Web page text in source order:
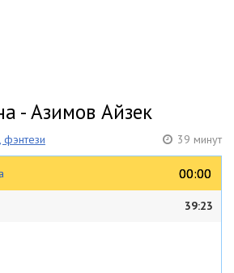
- Азимов Айзек
фэнтези 39 минут
00:00
00:00
39:23